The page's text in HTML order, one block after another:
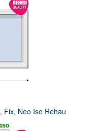
Fix, Neo Iso Rehau